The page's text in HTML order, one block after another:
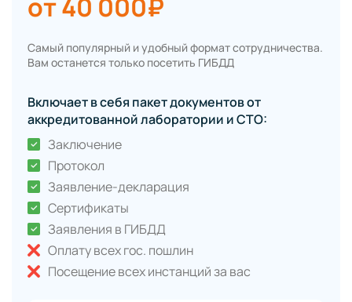
от 40 000₽
Самый популярный и удобный формат сотрудничества.
Вам останется только посетить ГИБДД
Включает в себя пакет документов от
аккредитованной лаборатории и СТО:
Заключение
Протокол
Заявление-декларация
Сертификаты
Заявления в ГИБДД
Оплату всех гос. пошлин
Посещение всех инстанций за вас